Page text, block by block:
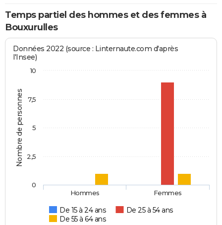
Temps partiel des hommes et des femmes à
Bouxurulles
Nombre de personnes
Données 2022 (source : Linternaute.com d'après
l'Insee)
De 15 à 24 ans
De 25 à 54 ans
De 55 à 64 ans
Hommes Femmes
0
2,5
5
7,5
10